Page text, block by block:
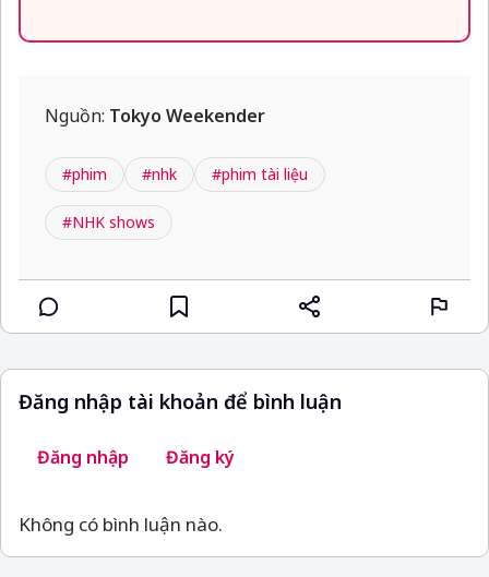
Nguồn: Tokyo Weekender
#phim #nhk #phim tài liệu
#NHK shows
Đăng nhập tài khoản để bình luận
Đăng nhập Đăng ký
Không có bình luận nào.